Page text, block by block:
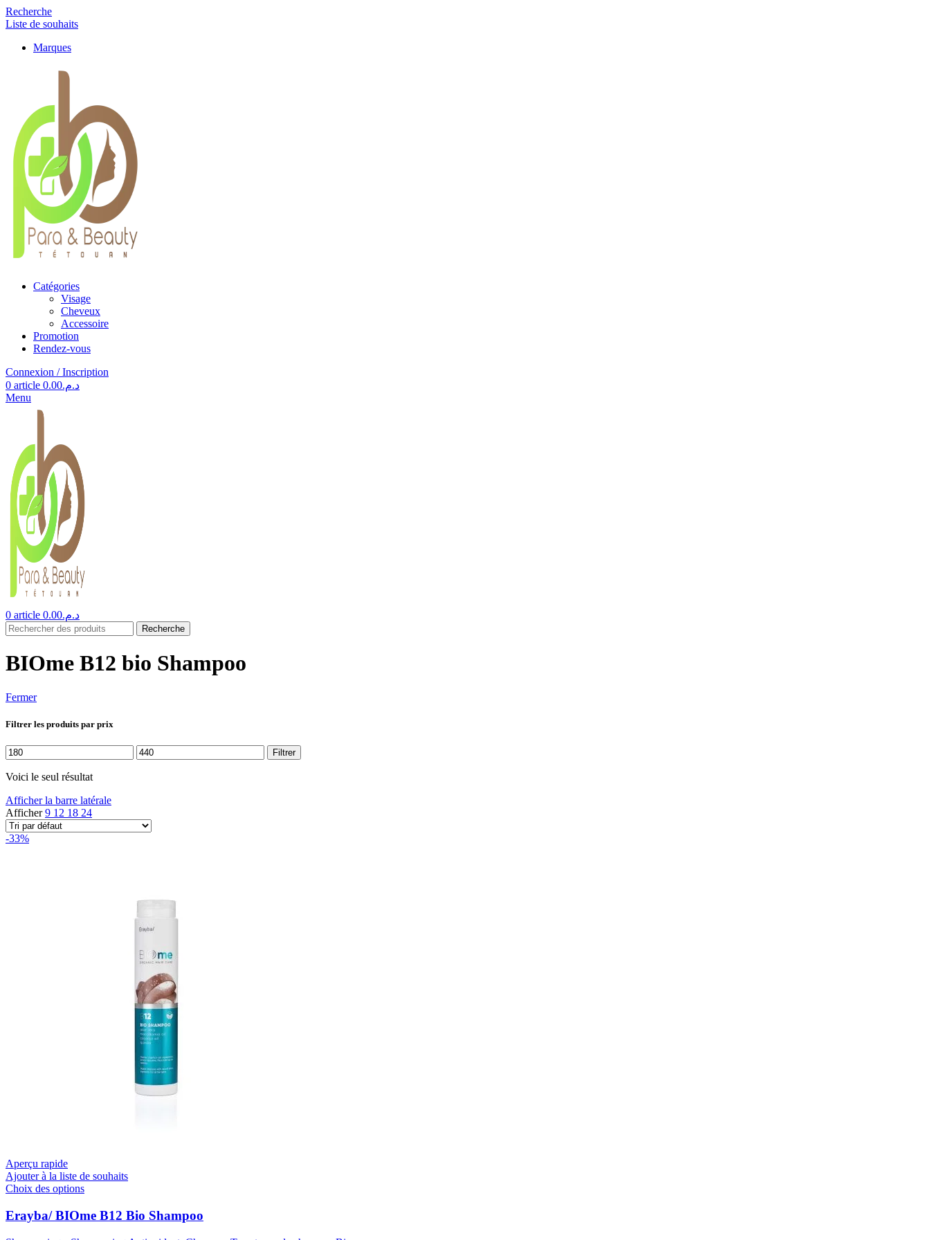
Recherche
Liste de souhaits
Marques
Catégories
Visage
Cheveux
Accessoire
Promotion
Rendez-vous
Connexion / Inscription
0 article د.م.0.00
Menu
0 article د.م.0.00
Recherche
BIOme B12 bio Shampoo
Fermer
Filtrer les produits par prix
Prix
min
Prix
max
Filtrer
Voici le seul résultat
Afficher la barre latérale
Afficher9 12 18 24
-33%
Aperçu rapide
Ajouter à la liste de souhaits
Choix des optionsCe
a
plusieurs
Erayba/ BIOme B12 Bio Shampoo